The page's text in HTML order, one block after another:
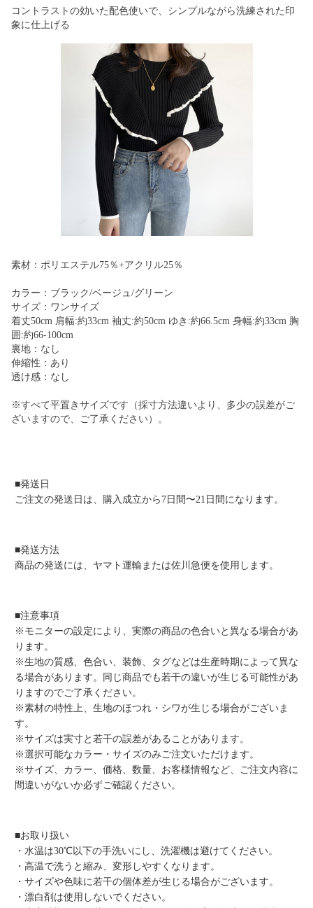
コントラストの効いた配色使いで、シンプルながら洗練された印
象に仕上げる
素材：ポリエステル75％+アクリル25％
カラー：ブラック/ベージュ/グリーン
サイズ：ワンサイズ
着丈50cm 肩幅:約33cm 袖丈:約50cm ゆき:約66.5cm 身幅:約33cm 胸
囲:約66-100cm
裏地：なし
伸縮性：あり
透け感：なし
※すべて平置きサイズです（採寸方法違いより、多少の誤差がご
ざいますので、ご了承ください）。
■発送日
ご注文の発送日は、購入成立から7日間〜21日間になります。
■発送方法
商品の発送には、ヤマト運輸または佐川急便を使用します。
■注意事項
※モニターの設定により、実際の商品の色合いと異なる場合があ
ります。
※生地の質感、色合い、装飾、タグなどは生産時期によって異な
る場合があります。同じ商品でも若干の違いが生じる可能性があ
りますのでご了承ください。
※素材の特性上、生地のほつれ・シワが生じる場合がございま
す。
※サイズは実寸と若干の誤差があることがあります。
※選択可能なカラー・サイズのみご注文いただけます。
※サイズ、カラー、価格、数量、お客様情報など、ご注文内容に
間違いがないか必ずご確認ください。
■お取り扱い
・水温は30℃以下の手洗いにし、洗濯機は避けてください。
・高温で洗うと縮み、変形しやすくなります。
・サイズや色味に若干の個体差が生じる場合がございます。
・漂白剤は使用しないでください。